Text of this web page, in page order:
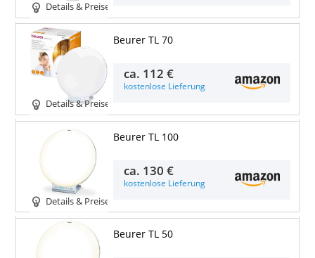
Details & Preise
Details & Preise
Beurer TL 70
ca. 112 €
kostenlose Lieferung
Details & Preise
Beurer TL 100
ca. 130 €
kostenlose Lieferung
Beurer TL 50